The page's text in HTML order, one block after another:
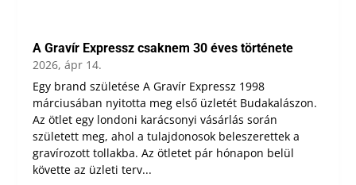
A Gravír Expressz csaknem 30 éves története
2026, ápr 14.
Egy brand születése A Gravír Expressz 1998
márciusában nyitotta meg első üzletét Budakalászon.
Az ötlet egy londoni karácsonyi vásárlás során
született meg, ahol a tulajdonosok beleszerettek a
gravírozott tollakba. Az ötletet pár hónapon belül
követte az üzleti terv...